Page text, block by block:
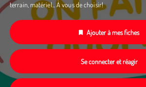
terrain, matériel... À vous de choisir!
Ajouter à mes fiches
Se connecter et réagir